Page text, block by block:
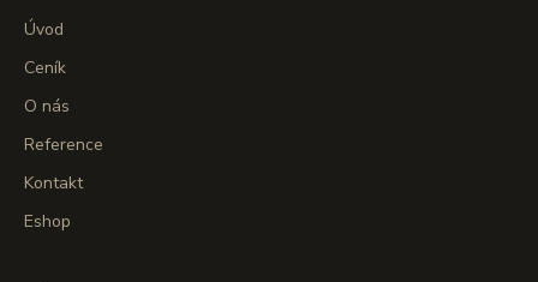
Úvod
Ceník
O nás
Reference
Kontakt
Eshop